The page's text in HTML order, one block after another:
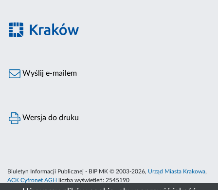
Wyślij e-mailem
Wersja do druku
Biuletyn Informacji Publicznej - BIP MK © 2003-2026, Urząd Miasta Krakowa,
ACK Cyfronet AGH
liczba wyświetleń: 2545190